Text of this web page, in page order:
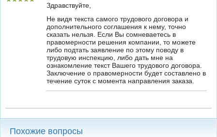
Здравствуйте,
Не видя текста самого трудового договора и
дополнительного соглашения к нему, точно
сказать нельзя. Если Вы сомневаетесь в
правомерности решения компании, то можете
либо подтать заявление по этому поводу в
трудовую инспекцию, либо дать мне на
ознакомление текст Вашего трудового договора.
Заключение о правомерности будет составлено в
течение суток с момента направления заказа.
Похожие вопросы